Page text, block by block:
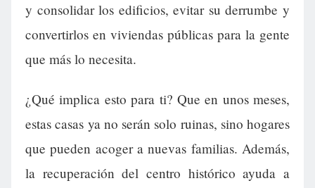
y consolidar los edificios, evitar su derrumbe y
convertirlos en viviendas públicas para la gente
que más lo necesita.
¿Qué implica esto para ti? Que en unos meses,
estas casas ya no serán solo ruinas, sino hogares
que pueden acoger a nuevas familias. Además,
la recuperación del centro histórico ayuda a